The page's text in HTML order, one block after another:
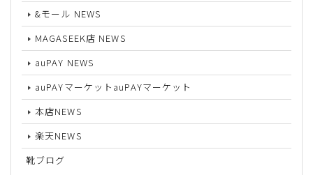
&モール NEWS
MAGASEEK店 NEWS
auPAY NEWS
auPAYマーケットauPAYマーケット
本店NEWS
楽天NEWS
靴ブログ